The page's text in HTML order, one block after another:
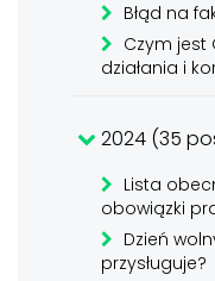
Błąd na
Czym jest
działania i
2024 (35
Lista
obowiązki
Dzień
przysługuje?